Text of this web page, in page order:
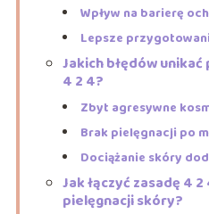
Wpływ na barierę
Lepsze
Jakich błędów
4 2 4?
Zbyt agresywne
Brak pielęgnacji po
Dociążanie skóry
Jak łączyć zasadę 4
pielęgnacji skóry?